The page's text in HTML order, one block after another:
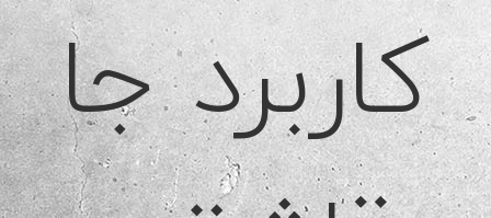
جشنواره فروش ویژه
کاتالوگ
گالری
وبلاگ
کاربرد جا